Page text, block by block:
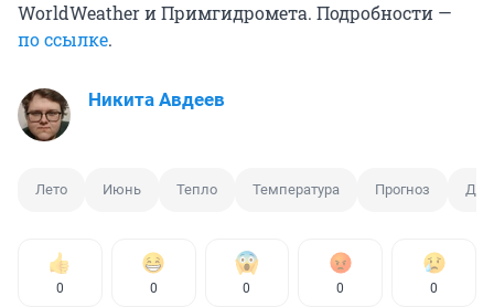
WorldWeather и Примгидромета. Подробности —
по ссылке.
Никита Авдеев
Лето Июнь Тепло Температура Прогноз
0 0 0 0 0